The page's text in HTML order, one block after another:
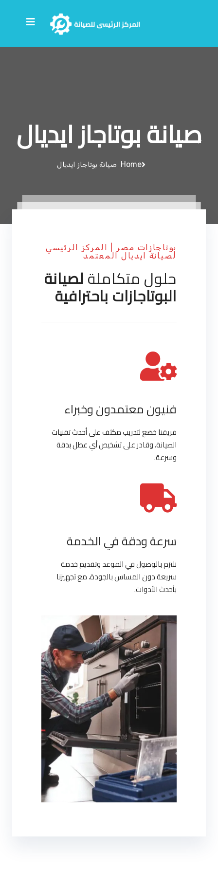
صيانة بوتاجاز ايديال
Home صيانة بوتاجاز ايديال
بوتاجازات مصر | المركز الرئيسي
لصيانة ايديال المعتمد
حلول متكاملةلصيانة
البوتاجازات باحترافية
فنيون معتمدون وخبراء
فريقنا خضع لتدريب مكثف على أحدث تقنيات
الصيانة، وقادر على تشخيص أي عطل بدقة
وسرعة.
سرعة ودقة في الخدمة
نلتزم بالوصول في الموعد وتقديم خدمة
سريعة دون المساس بالجودة، مع تجهيزنا
بأحدث الأدوات.